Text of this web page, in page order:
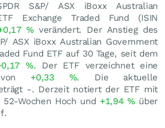
S&P/ ASX iBoxx Australian
Exchange Traded Fund (ISIN
%verändert. Der Anstieg des
ASX iBoxx Australian Government
Fund ETF auf 30 Tage, seit dem
%. Der ETF verzeichnet eine
von +0,33 %. Die aktuelle
-. Derzeit notiert der ETF mit
Wochen Hoch und +1,94 %über